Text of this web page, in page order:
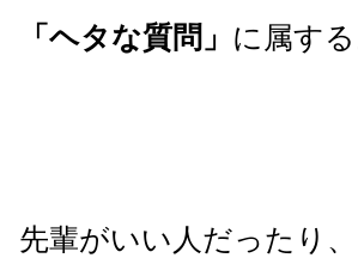
「ヘタな質問」 に属する
先輩がいい人だったり